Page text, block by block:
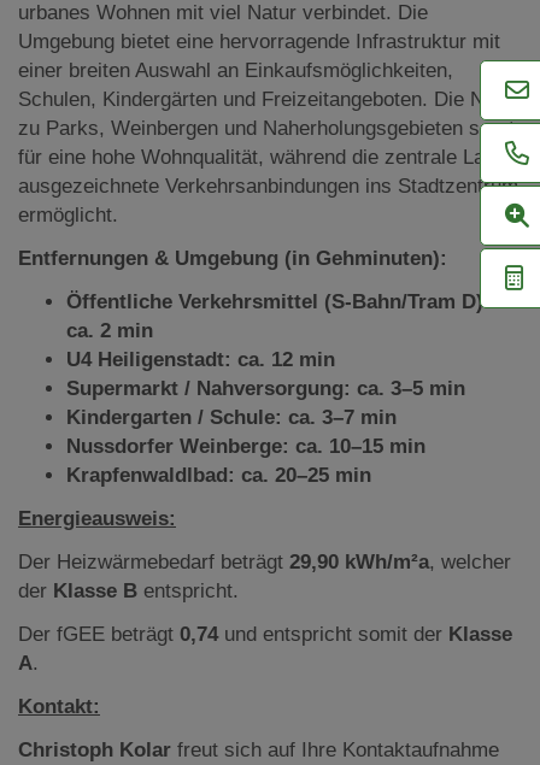
urbanes Wohnen mit viel Natur verbindet. Die
Umgebung bietet eine hervorragende Infrastruktur mit
einer breiten Auswahl an Einkaufsmöglichkeiten,
Schulen, Kindergärten und Freizeitangeboten. Die Nähe
zu Parks, Weinbergen und Naherholungsgebieten sorgt
für eine hohe Wohnqualität, während die zentrale Lage
ausgezeichnete Verkehrsanbindungen ins Stadtzentrum
ermöglicht.
Entfernungen & Umgebung (in Gehminuten):
Öffentliche Verkehrsmittel (S-Bahn/Tram D):
ca. 2 min
U4 Heiligenstadt: ca. 12 min
Supermarkt / Nahversorgung: ca. 3–5 min
Kindergarten / Schule: ca. 3–7 min
Nussdorfer Weinberge: ca. 10–15 min
Krapfenwaldlbad: ca. 20–25 min
Energieausweis:
Der Heizwärmebedarf beträgt 29,90 kWh/m²a, welcher
der Klasse B entspricht.
Der fGEE beträgt 0,74und entspricht somit der Klasse
A.
Kontakt:
Christoph Kolar freut sich auf Ihre Kontaktaufnahme